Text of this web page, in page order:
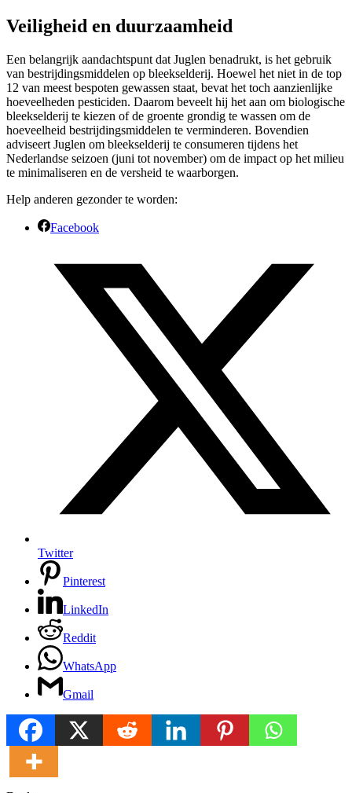
Veiligheid en duurzaamheid
Een belangrijk aandachtspunt dat Juglen benadrukt, is het gebruik
van bestrijdingsmiddelen op bleekselderij. Hoewel het niet in de top
12 van meest bespoten gewassen staat, bevat het toch aanzienlijke
hoeveelheden pesticiden. Daarom beveelt hij het aan om biologische
bleekselderij te kiezen of de groente grondig te wassen om de
hoeveelheid bestrijdingsmiddelen te verminderen. Bovendien
adviseert Juglen om bleekselderij te consumeren tijdens het
Nederlandse seizoen (juni tot november) om de impact op het milieu
te minimaliseren en de versheid te waarborgen.
Help anderen gezonder te worden:
Facebook
Twitter
Pinterest
LinkedIn
Reddit
WhatsApp
Gmail